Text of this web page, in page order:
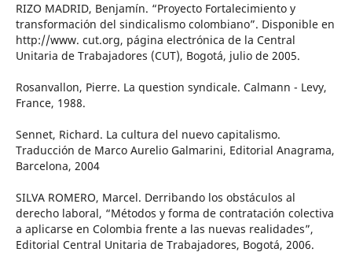
RIZO MADRID, Benjamín. “Proyecto Fortalecimiento y
transformación del sindicalismo colombiano”. Disponible en
http://www. cut.org, página electrónica de la Central
Unitaria de Trabajadores (CUT), Bogotá, julio de 2005.
Rosanvallon, Pierre. La question syndicale. Calmann - Levy,
France, 1988.
Sennet, Richard. La cultura del nuevo capitalismo.
Traducción de Marco Aurelio Galmarini, Editorial Anagrama,
Barcelona, 2004
SILVA ROMERO, Marcel. Derribando los obstáculos al
derecho laboral, “Métodos y forma de contratación colectiva
a aplicarse en Colombia frente a las nuevas realidades”,
Editorial Central Unitaria de Trabajadores, Bogotá, 2006.